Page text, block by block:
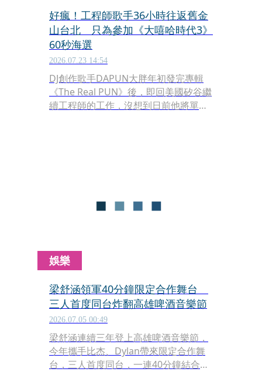
好瘋！工程師歌手36小時往返舊金
山台北 只為參加《大嘻哈時代3》
60秒海選
2026.07.23 14:54
DJ創作歌手DAPUN大胖年初發完專輯
《The Real PUN》後，即回美國矽谷繼
續工程師的工作，沒想到日前他將單曲
娛樂
梁舒涵領軍40分鐘限定合作舞台
三人首度同台炸翻高雄啤酒音樂節
2026.07.05 00:49
梁舒涵連續三年登上高雄啤酒音樂節，
今年攜手比杰、Dylan帶來限定合作舞
台，三人首度同台，一連40分鐘結合演